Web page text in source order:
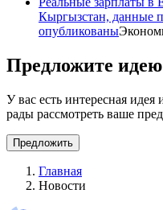
Кыргызстан, данные
опубликованы
Предложите
У вас есть интересная
рады рассмотреть ваше
Предложить
Главная
Новости